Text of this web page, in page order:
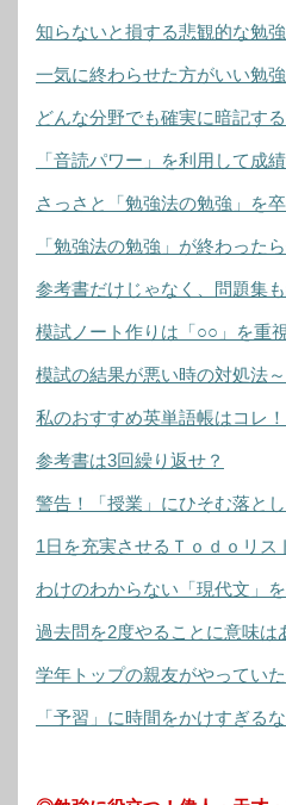
知らないと損する悲観的な勉
一気に終わらせた方がいい勉
どんな分野でも確実に暗記す
「音読パワー」を利用して成
さっさと「勉強法の勉強」を卒
「勉強法の勉強」が終わった
参考書だけじゃなく、問題集も
模試ノート作りは「○○」を重
模試の結果が悪い時の対処法
私のおすすめ英単語帳はコレ！
参考書は3回繰り返せ？
警告！「授業」にひそむ落とし
1日を充実させるＴｏｄｏリス
わけのわからない「現代文」
過去問を2度やることに意味は
学年トップの親友がやってい
「予習」に時間をかけすぎるな